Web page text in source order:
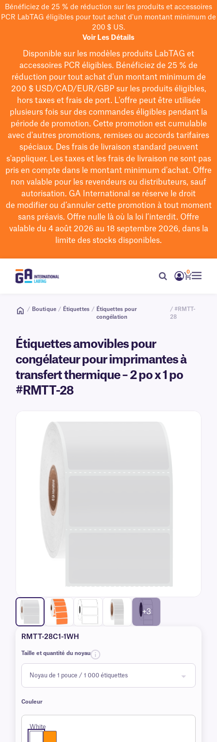
Bénéficiez de 25 % de réduction sur les produits et accessoires
PCR LabTAG éligibles pour tout achat d'un montant minimum de
200 $ US.
Voir Les Détails
Disponible sur les modèles produits LabTAG et
accessoires PCR éligibles. Bénéficiez de 25 % de
réduction pour tout achat d'un montant minimum de
200 $USD/CAD/EUR/GBPsur les produits éligibles,
hors taxes et frais de port. L'offre peut être utilisée
plusieurs fois sur des commandes éligibles pendant la
période de promotion. Cette promotion est cumulable
avec d'autres promotions, remises ou accords tarifaires
spéciaux. Des frais de livraison standard peuvent
s'appliquer. Les taxes et les frais de livraison ne sont pas
pris en compte dans le montant minimum d'achat. Offre
non valable pour les revendeurs ou distributeurs, sauf
autorisation. GA International se réserve le droit
de modifierou d’annuler cette promotion à tout moment
sans préavis. Offre nulle là où la loi l’interdit. Offre
valable du 4 août 2026 au 18 septembre 2026, dans la
limite des stocks disponibles.
0
/ Boutique / Étiquettes / Étiquettes pour
congélation
/ #RMTT-
28
Étiquettes amovibles pour
congélateur pour imprimantes à
transfert thermique – 2 po x 1 po
#RMTT-28
+3
RMTT-28C1-1WH
Taille et quantité du noyau
Couleur
White